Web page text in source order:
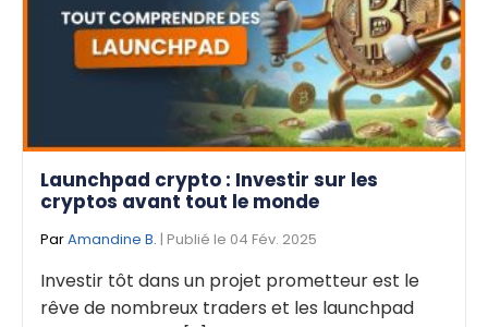
Launchpad crypto : Investir sur les
cryptos avant tout le monde
ParAmandine B. | Publié le 04 Fév. 2025
Investir tôt dans un projet prometteur est le
rêve de nombreux traders et les launchpad